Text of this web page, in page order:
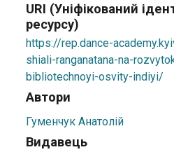
URI (Уніфікований
ресурсу)
https://rep.dance-
shiali-ranganatana-na-
bibliotechnoyi-osvity-indiyi/
Автори
Гуменчук Анатолій
Видавець